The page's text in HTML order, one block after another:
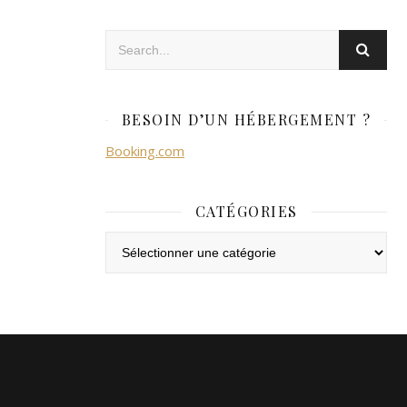
BESOIN D’UN HÉBERGEMENT ?
Booking.com
CATÉGORIES